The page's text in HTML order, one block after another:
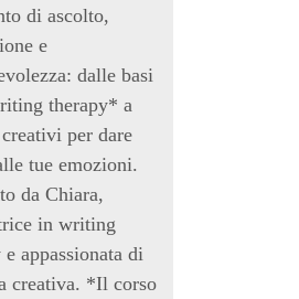
di ascolto,
e
dalle basi
therapy* a
per dare
tue emozioni.
da Chiara,
in writing
e appassionata di
creativa. *Il corso